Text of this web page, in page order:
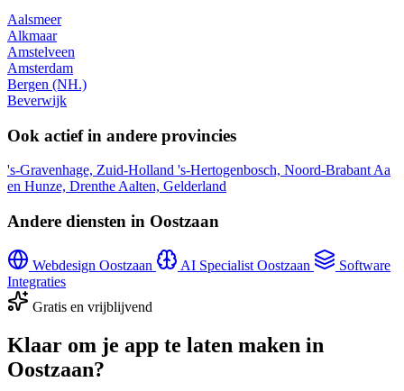
Aalsmeer
Alkmaar
Amstelveen
Amsterdam
Bergen (NH.)
Beverwijk
Ook actief in andere provincies
's-Gravenhage, Zuid-Holland 's-Hertogenbosch, Noord-Brabant Aa
en Hunze, Drenthe Aalten, Gelderland
Andere diensten in Oostzaan
Webdesign Oostzaan AI Specialist Oostzaan
Software
Integraties
Gratis en vrijblijvend
Klaar om je app te laten maken in
Oostzaan?